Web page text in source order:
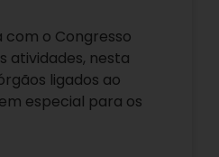
o Congresso
atividades, nesta
ligados ao
especial para os